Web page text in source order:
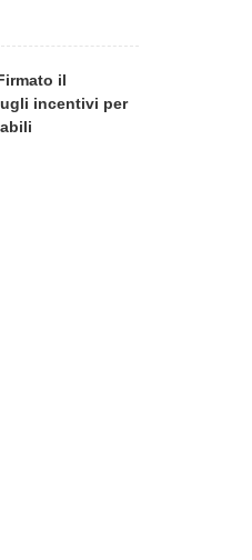
il
incentivi per